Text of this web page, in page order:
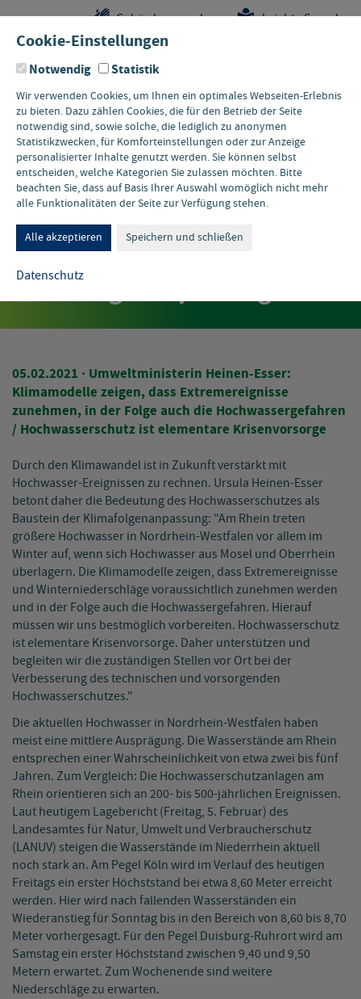
Kontakt
Gebärdensprache Leichte Sprache
PRESSEMITTEILUNG
Hochwasserschutz wichtiger
Baustein der
Klimafolgenanpassung
05.02.2021 · Umweltministerin Heinen-Esser:
Klimamodelle zeigen, dass Extremereignisse
zunehmen, in der Folge auch die Hochwassergefahren
/ Hochwasserschutz ist elementare Krisenvorsorge
Durch den Klimawandel ist in Zukunft verstärkt mit
Hochwasser-Ereignissen zu rechnen. Ursula Heinen-Esser
betont daher die Bedeutung des Hochwasserschutzes als
Baustein der Klimafolgenanpassung: "Am Rhein treten
größere Hochwasser in Nordrhein-Westfalen vor allem im
Winter auf, wenn sich Hochwasser aus Mosel und Oberrhein
überlagern. Die Klimamodelle zeigen, dass Extremereignisse
und Winterniederschläge voraussichtlich zunehmen werden
und in der Folge auch die Hochwassergefahren. Hierauf
müssen wir uns bestmöglich vorbereiten. Hochwasserschutz
ist elementare Krisenvorsorge. Daher unterstützen und
begleiten wir die zuständigen Stellen vor Ort bei der
Verbesserung des technischen und vorsorgenden
Hochwasserschutzes."
Die aktuellen Hochwasser in Nordrhein-Westfalen haben
meist eine mittlere Ausprägung. Die Wasserstände am Rhein
entsprechen einer Wahrscheinlichkeit von etwa zwei bis fünf
Jahren. Zum Vergleich: Die Hochwasserschutzanlagen am
Rhein orientieren sich an 200- bis 500-jährlichen Ereignissen.
Laut heutigem Lagebericht (Freitag, 5. Februar) des
Landesamtes für Natur, Umwelt und Verbraucherschutz
(LANUV) steigen die Wasserstände im Niederrhein aktuell
noch stark an. Am Pegel Köln wird im Verlauf des heutigen
Freitags ein erster Höchststand bei etwa 8,60 Meter erreicht
werden. Hier wird nach fallenden Wasserständen ein
Wiederanstieg für Sonntag bis in den Bereich von 8,60 bis 8,70
Meter vorhergesagt. Für den Pegel Duisburg-Ruhrort wird am
Samstag ein erster Höchststand zwischen 9,40 und 9,50
Metern erwartet. Zum Wochenende sind weitere
Niederschläge zu erwarten.
Cookie-Einstellungen
Notwendig Statistik
Wir verwenden Cookies, um Ihnen ein optimales Webseiten-Erlebnis
zu bieten. Dazu zählen Cookies, die für den Betrieb der Seite
notwendig sind, sowie solche, die lediglich zu anonymen
Statistikzwecken, für Komforteinstellungen oder zur Anzeige
personalisierter Inhalte genutzt werden. Sie können selbst
entscheiden, welche Kategorien Sie zulassen möchten. Bitte
beachten Sie, dass auf Basis Ihrer Auswahl womöglich nicht mehr
alle Funktionalitäten der Seite zur Verfügung stehen.
Alle akzeptieren Speichern und schließen
Datenschutz